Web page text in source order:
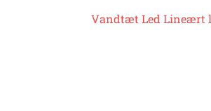
Vandtæt Led Lineært